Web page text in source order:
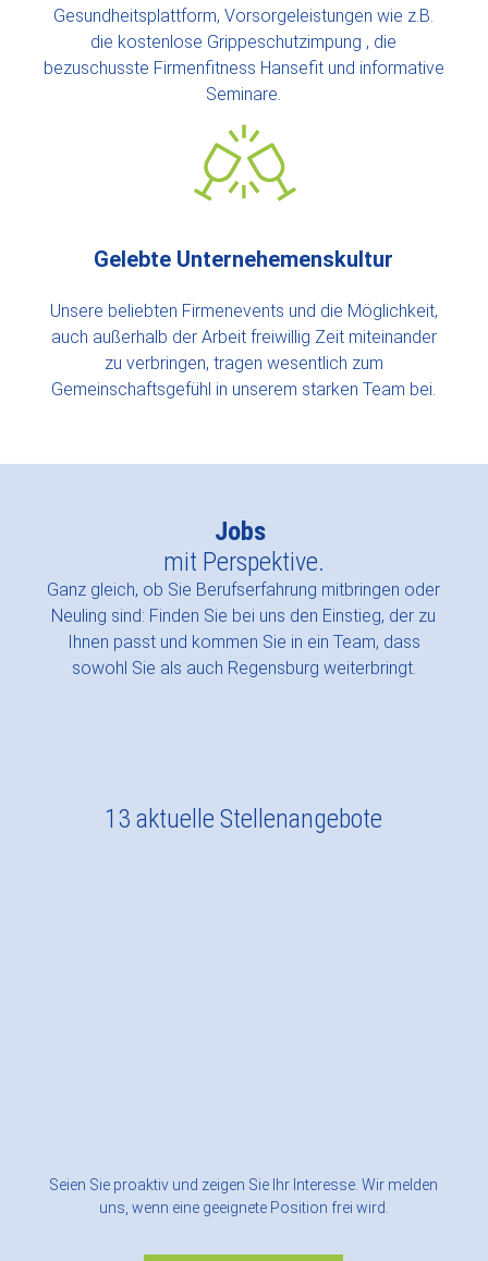
Gesundheitsplattform, Vorsorgeleistungen wie z.B.
die kostenlose Grippeschutzimpung , die
bezuschusste Firmenfitness Hansefit und informative
Seminare.
Gelebte Unternehemenskultur
Unsere beliebten Firmenevents und die Möglichkeit,
auch außerhalb der Arbeit freiwillig Zeit miteinander
zu verbringen, tragen wesentlich zum
Gemeinschaftsgefühl in unserem starken Team bei.
Jobs
mit Perspektive.
Ganz gleich, ob Sie Berufserfahrung mitbringen oder
Neuling sind: Finden Sie bei uns den Einstieg, der zu
Ihnen passt und kommen Sie in ein Team, dass
sowohl Sie als auch Regensburg weiterbringt.
13 aktuelle Stellenangebote
Seien Sie proaktiv und zeigen Sie Ihr Interesse. Wir melden
uns, wenn eine geeignete Position frei wird.